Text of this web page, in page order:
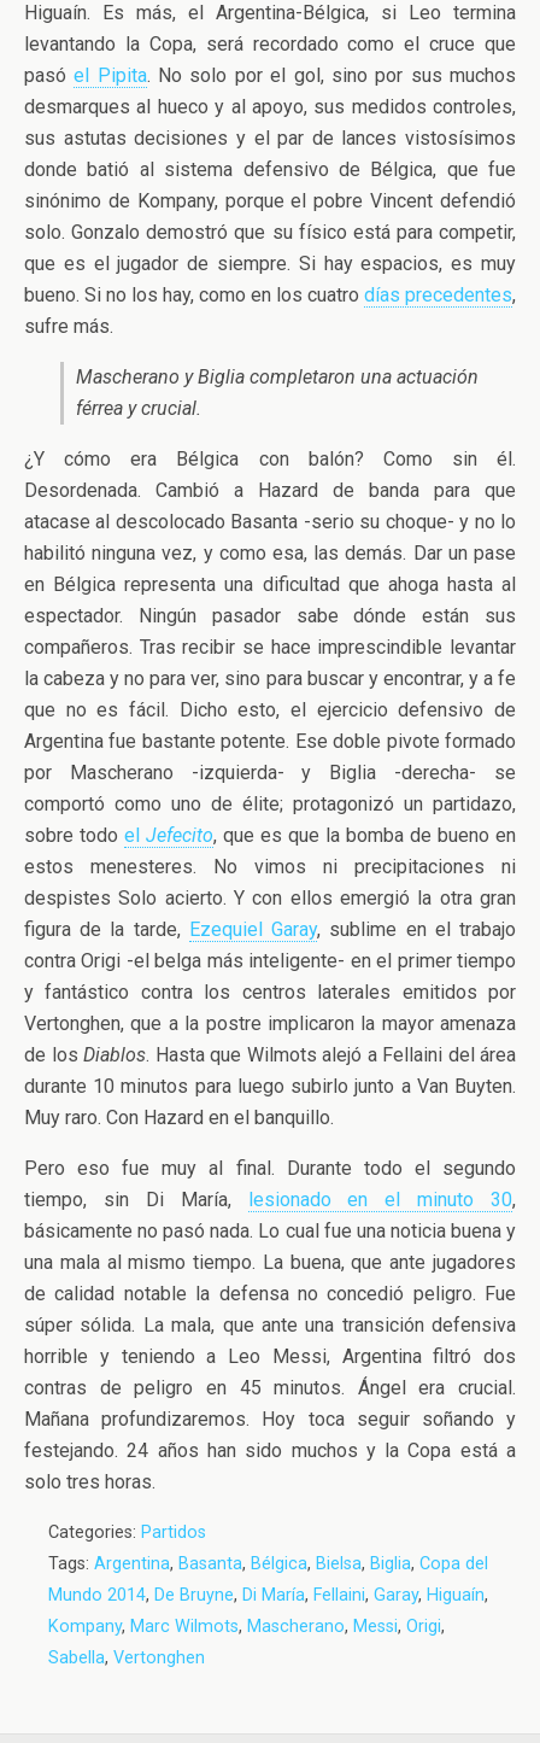
Higuaín. Es más, el Argentina-Bélgica, si Leo termina
levantando la Copa, será recordado como el cruce que
pasóel Pipita. No solo por el gol, sino por sus muchos
desmarques al hueco y al apoyo, sus medidos controles,
sus astutas decisiones y el par de lances vistosísimos
donde batió al sistema defensivo de Bélgica, que fue
sinónimo de Kompany, porque el pobre Vincent defendió
solo. Gonzalo demostró que su físico está para competir,
que es el jugador de siempre. Si hay espacios, es muy
bueno. Si no los hay, como en los cuatro días precedentes,
sufre más.
Mascherano y Biglia completaron una actuación
férrea y crucial.
¿Y cómo era Bélgica con balón? Como sin él.
Desordenada. Cambió a Hazard de banda para que
atacase al descolocado Basanta -serio su choque- y no lo
habilitó ninguna vez, y como esa, las demás. Dar un pase
en Bélgica representa una dificultad que ahoga hasta al
espectador. Ningún pasador sabe dónde están sus
compañeros. Tras recibir se hace imprescindible levantar
la cabeza y no para ver, sino para buscar y encontrar, y a fe
que no es fácil. Dicho esto, el ejercicio defensivo de
Argentina fue bastante potente. Ese doble pivote formado
por Mascherano -izquierda- y Biglia -derecha- se
comportó como uno de élite; protagonizó un partidazo,
sobre todo el Jefecito, que es que la bomba de bueno en
estos menesteres. No vimos ni precipitaciones ni
despistes Solo acierto. Y con ellos emergió la otra gran
figura de la tarde, Ezequiel Garay, sublime en el trabajo
contra Origi -el belga más inteligente- en el primer tiempo
y fantástico contra los centros laterales emitidos por
Vertonghen, que a la postre implicaron la mayor amenaza
de los Diablos. Hasta que Wilmots alejó a Fellaini del área
durante 10 minutos para luego subirlo junto a Van Buyten.
Muy raro. Con Hazard en el banquillo.
Pero eso fue muy al final. Durante todo el segundo
tiempo, sin Di María, lesionado en el minuto 30,
básicamente no pasó nada. Lo cual fue una noticia buena y
una mala al mismo tiempo. La buena, que ante jugadores
de calidad notable la defensa no concedió peligro. Fue
súper sólida. La mala, que ante una transición defensiva
horrible y teniendo a Leo Messi, Argentina filtró dos
contras de peligro en 45 minutos. Ángel era crucial.
Mañana profundizaremos. Hoy toca seguir soñando y
festejando. 24 años han sido muchos y la Copa está a
solo tres horas.
Categories: Partidos
Tags: Argentina, Basanta, Bélgica, Bielsa, Biglia, Copa del
Mundo 2014, De Bruyne, Di María, Fellaini, Garay, Higuaín,
Kompany, Marc Wilmots, Mascherano, Messi, Origi,
Sabella, Vertonghen